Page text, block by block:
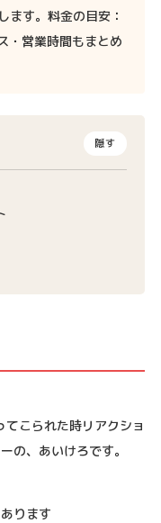
ます。料金の目安：
・営業時間もまとめ
隠す
こられた時リアクショ
の、あいけろです。
ります